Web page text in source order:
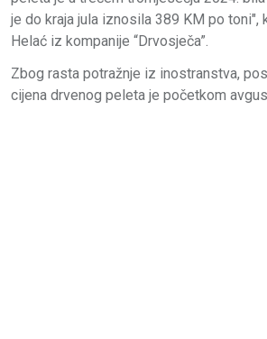
je do kraja jula iznosila 389 KM po toni",
Helać iz kompanije “Drvosječa”.
Zbog rasta potražnje iz inostranstva,
cijena drvenog peleta je početkom